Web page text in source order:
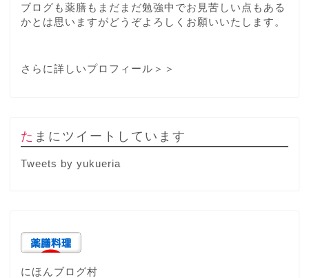
ブログも薬膳もまだまだ勉強中でお見苦しい点もある
かとは思いますがどうぞよろしくお願いいたします。
さらに詳しいプロフィール＞＞
たまにツイートしています
Tweets by yukueria
にほんブログ村